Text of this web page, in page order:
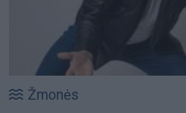
Žmonės